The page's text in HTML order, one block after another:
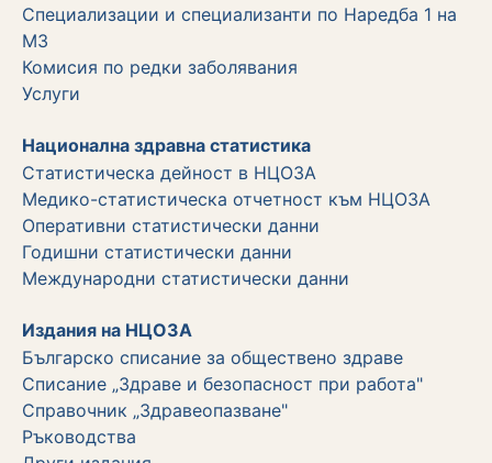
Специализации и специализанти по Наредба 1 на
МЗ
Комисия по редки заболявания
Услуги
Национална здравна статистика
Статистическа дейност в НЦОЗА
Медико-статистическа отчетност към НЦОЗА
Оперативни статистически данни
Годишни статистически данни
Международни статистически данни
Издания на НЦОЗА
Българско списание за обществено здраве
Списание „Здраве и безопасност при работа"
Справочник „Здравеопазване"
Ръководства